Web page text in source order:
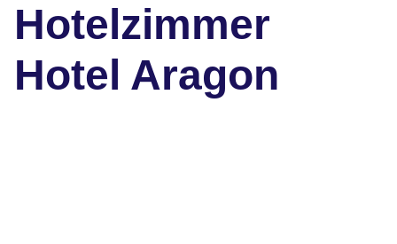
Hotelzimmer
Hotel Aragon